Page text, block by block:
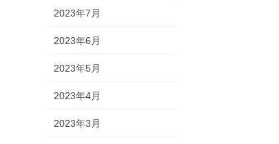
2023年7月
2023年6月
2023年5月
2023年4月
2023年3月